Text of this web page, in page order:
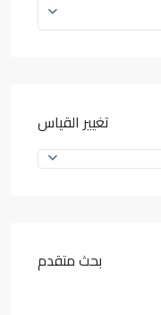
تغيير القياس
بحث متقدم